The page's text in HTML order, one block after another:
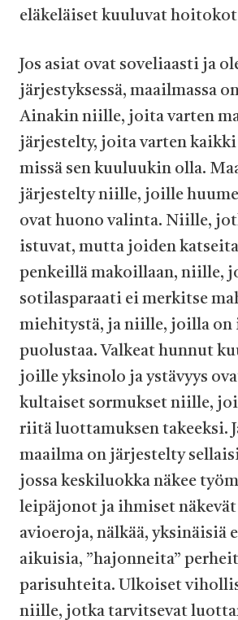
eläkeläiset kuuluvat
Jos asiat ovat soveliaasti ja
järjestyksessä, maailmassa
Ainakin niille, joita varten
järjestelty, joita varten kaikki
missä sen kuuluukin olla.
järjestelty niille, joille
ovat huono valinta. Niille,
istuvat, mutta joiden
penkeillä makoillaan, niille,
sotilasparaati ei merkitse
miehitystä, ja niille, joilla on
puolustaa. Valkeat hunnut
joille yksinolo ja ystävyys
kultaiset sormukset niille,
riitä luottamuksen takeeksi.
maailma on järjestelty
jossa keskiluokka näkee
leipäjonot ja ihmiset
avioeroja, nälkää, yksinäisiä
aikuisia, ”hajonneita”
parisuhteita. Ulkoiset
niille, jotka tarvitsevat